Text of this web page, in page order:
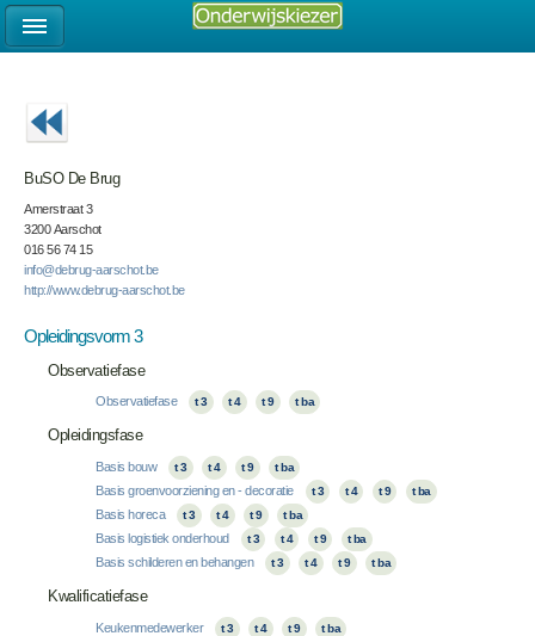
BuSO De Brug
Amerstraat 3
3200 Aarschot
016 56 74 15
info@debrug-aarschot.be
http://www.debrug-aarschot.be
Opleidingsvorm 3
Observatiefase
Observatiefase t 3 t 4 t 9 t ba
Opleidingsfase
Basis bouw t 3 t 4 t 9 t ba
Basis groenvoorziening en - decoratie t 3 t 4 t 9 t ba
Basis horeca t 3 t 4 t 9 t ba
Basis logistiek onderhoud t 3 t 4 t 9 t ba
Basis schilderen en behangen t 3 t 4 t 9 t ba
Kwalificatiefase
Keukenmedewerker t 3 t 4 t 9 t ba